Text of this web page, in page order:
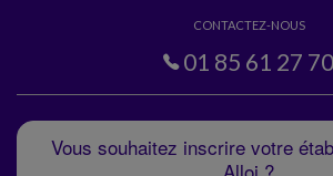
CONTACTEZ-NOUS
01 85 61 27 70
Vous souhaitez inscrire votre